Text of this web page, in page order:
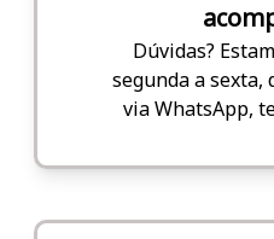
Dúvidas?
segunda a sexta,
via WhatsApp,